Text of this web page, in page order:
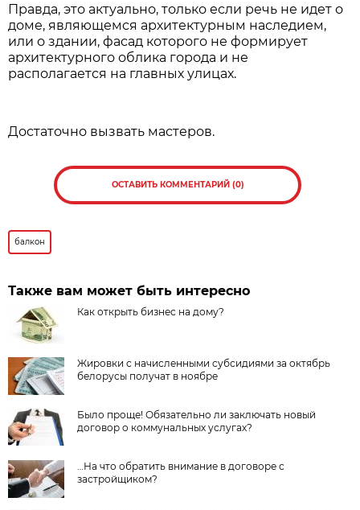
Правда, это актуально, только если речь не идет о
доме, являющемся архитектурным наследием,
или о здании, фасад которого не формирует
архитектурного облика города и не
располагается на главных улицах.
Достаточно вызвать мастеров.
ОСТАВИТЬ КОММЕНТАРИЙ (0)
балкон
Также вам может быть интересно
Как открыть бизнес на дому?
Жировки с начисленными субсидиями за октябрь
белорусы получат в ноябре
Было проще! Обязательно ли заключать новый
договор о коммунальных услугах?
…На что обратить внимание в договоре с
застройщиком?